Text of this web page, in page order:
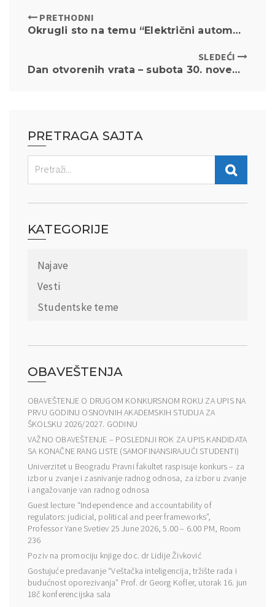
PRETHODNI
Okrugli sto na temu “Električni automobili i održiva moda u formuli održivosti životne sredine” Amf. IV, utorak, 19. novembar 2024. god, 15č
SLEDEĆI
Dan otvorenih vrata – subota 30. novembar 2024. godine
PRETRAGA SAJTA
KATEGORIJE
Najave
Vesti
Studentske teme
OBAVEŠTENJA
OBAVEŠTENJE O DRUGOM KONKURSNOM ROKU ZA UPIS NA
PRVU GODINU OSNOVNIH AKADEMSKIH STUDIJA ZA
ŠKOLSKU 2026/2027. GODINU
VAŽNO OBAVEŠTENJE – POSLEDNJI ROK ZA UPIS KANDIDATA
SA KONAČNE RANG LISTE (SAMOFINANSIRAJUĆI STUDENTI)
Univerzitet u Beogradu Pravni fakultet raspisuje konkurs – za
izbor u zvanje i zasnivanje radnog odnosa, za izbor u zvanje
i angažovanje van radnog odnosa
Guest lecture “Independence and accountability of
regulators: judicial, political and peer frameworks”,
Professor Yane Svetiev 25 June 2026, 5.00 – 6.00 PM, Room
236
Poziv na promociju knjige doc. dr Lidije Živković
Gostujuće predavanje “Veštačka inteligencija, tržište rada i
budućnost oporezivanja” Prof. dr Georg Kofler, utorak 16. jun
18č konferencijska sala